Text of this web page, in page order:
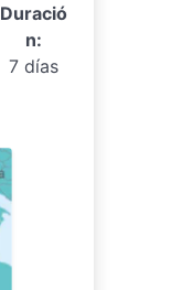
Duració
n:
7 días